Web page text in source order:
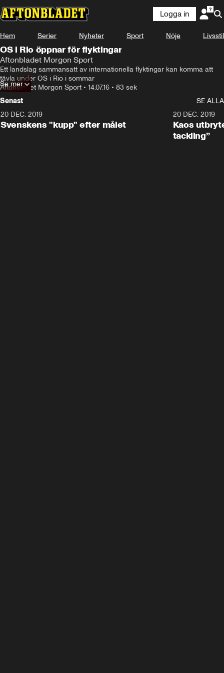
Logga in
Hem Serier Nyheter Sport Nöje Livsstil
OS i Rio öppnar för flyktingar
Aftonbladet Morgon Sport
Ett landslag sammansatt av internationella flyktingar kan komma att
tävla under OS i Rio i sommar
Aftonbladet Morgon Sport • 14.07.16 • 83 sek
Se mer
Senast
SE ALLA
20 DEC. 2019
Svenskens "kupp" efter målet
20 DEC. 2019
Kaos
tackling”